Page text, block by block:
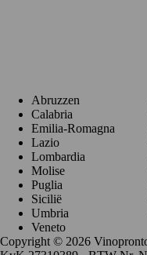
Abruzzen
Calabria
Emilia-Romagna
Lazio
Lombardia
Molise
Puglia
Sicilië
Umbria
Veneto
Copyright © 2026